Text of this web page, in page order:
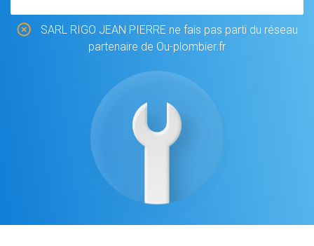
SARL RIGO JEAN PIERRE ne fais pas parti du réseau
partenaire de Ou-plombier.fr